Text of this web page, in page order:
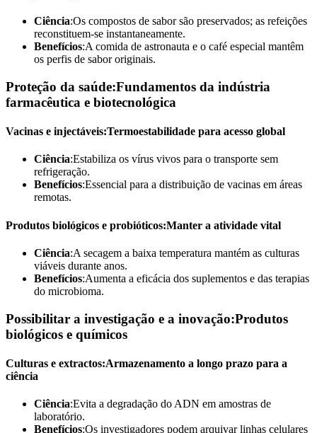
Ciência:Os compostos de sabor são preservados; as refeições
reconstituem-se instantaneamente.
Benefícios:A comida de astronauta e o café especial mantêm
os perfis de sabor originais.
Proteção da saúde:Fundamentos da indústria
farmacêutica e biotecnológica
Vacinas e injectáveis:Termoestabilidade para acesso global
Ciência:Estabiliza os vírus vivos para o transporte sem
refrigeração.
Benefícios:Essencial para a distribuição de vacinas em áreas
remotas.
Produtos biológicos e probióticos:Manter a atividade vital
Ciência:A secagem a baixa temperatura mantém as culturas
viáveis durante anos.
Benefícios:Aumenta a eficácia dos suplementos e das terapias
do microbioma.
Possibilitar a investigação e a inovação:Produtos
biológicos e químicos
Culturas e extractos:Armazenamento a longo prazo para a
ciência
Ciência:Evita a degradação do ADN em amostras de
laboratório.
Benefícios:Os investigadores podem arquivar linhas celulares